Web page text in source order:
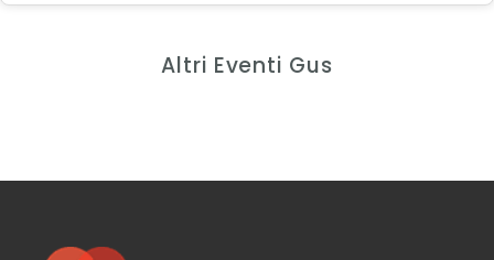
Altri Eventi Gus